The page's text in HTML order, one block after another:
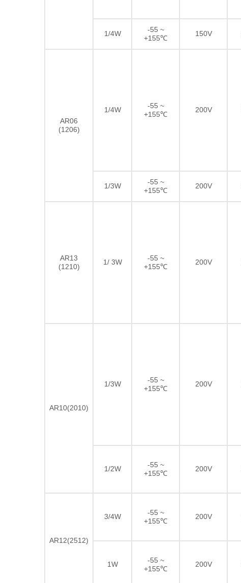
1/4W
-55 ~
+155℃
150V
AR06
(1206)
1/4W
-55 ~
+155℃
200V
1/3W
-55 ~
+155℃
200V
AR13
(1210)
1/ 3W
-55 ~
+155℃
200V
AR10(2010)
1/3W
-55 ~
+155℃
200V
1/2W
-55 ~
+155℃
200V
AR12(2512)
3/4W
-55 ~
+155℃
200V
1W
-55 ~
+155℃
200V